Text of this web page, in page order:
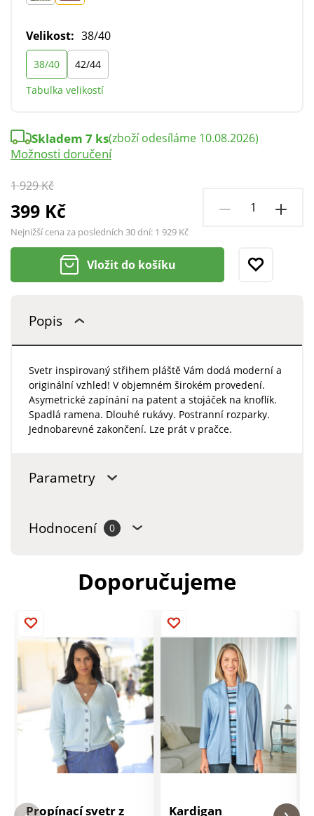
Velikost: 38/40
38/40
42/44
Tabulka velikostí
1 929 Kč
399 Kč
Nejnižší cena za posledních 30 dní: 1 929 Kč
Skladem 7 ks(zboží odesíláme 10.08.2026)
Možnosti doručení
Vložit do košíku
Popis
Svetr inspirovaný střihem pláště Vám dodá moderní a
originální vzhled! V objemném širokém provedení.
Asymetrické zapínání na patent a stojáček na knoflík.
Spadlá ramena. Dlouhé rukávy. Postranní rozparky.
Jednobarevné zakončení. Lze prát v pračce.
Parametry
Hodnocení 0
Doporučujeme
Propínací svetr z
Kardigan